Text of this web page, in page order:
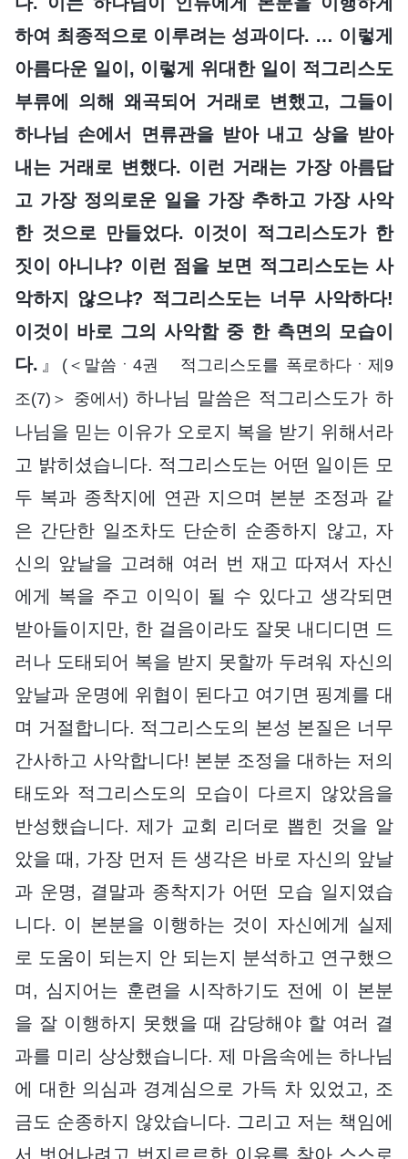
하여 최종적으로 이루려는 성과이다. … 이렇게
아름다운 일이, 이렇게 위대한 일이 적그리스도
부류에 의해 왜곡되어 거래로 변했고, 그들이
하나님 손에서 면류관을 받아 내고 상을 받아
내는 거래로 변했다. 이런 거래는 가장 아름답
고 가장 정의로운 일을 가장 추하고 가장 사악
한 것으로 만들었다. 이것이 적그리스도가 한
짓이 아니냐? 이런 점을 보면 적그리스도는 사
악하지 않으냐? 적그리스도는 너무 사악하다!
이것이 바로 그의 사악함 중 한 측면의 모습이
다. 』 (＜말씀ㆍ4권 적그리스도를 폭로하다ㆍ제9
조(7)＞ 중에서) 하나님 말씀은 적그리스도가 하
나님을 믿는 이유가 오로지 복을 받기 위해서라
고 밝히셨습니다. 적그리스도는 어떤 일이든 모
두 복과 종착지에 연관 지으며 본분 조정과 같
은 간단한 일조차도 단순히 순종하지 않고, 자
신의 앞날을 고려해 여러 번 재고 따져서 자신
에게 복을 주고 이익이 될 수 있다고 생각되면
받아들이지만, 한 걸음이라도 잘못 내디디면 드
러나 도태되어 복을 받지 못할까 두려워 자신의
앞날과 운명에 위협이 된다고 여기면 핑계를 대
며 거절합니다. 적그리스도의 본성 본질은 너무
간사하고 사악합니다! 본분 조정을 대하는 저의
태도와 적그리스도의 모습이 다르지 않았음을
반성했습니다. 제가 교회 리더로 뽑힌 것을 알
았을 때, 가장 먼저 든 생각은 바로 자신의 앞날
과 운명, 결말과 종착지가 어떤 모습 일지였습
니다. 이 본분을 이행하는 것이 자신에게 실제
로 도움이 되는지 안 되는지 분석하고 연구했으
며, 심지어는 훈련을 시작하기도 전에 이 본분
을 잘 이행하지 못했을 때 감당해야 할 여러 결
과를 미리 상상했습니다. 제 마음속에는 하나님
에 대한 의심과 경계심으로 가득 차 있었고, 조
금도 순종하지 않았습니다. 그리고 저는 책임에
서 벗어나려고 번지르르한 이유를 찾아 스스로